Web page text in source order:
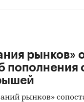
рынков»
пополнения
рынков»